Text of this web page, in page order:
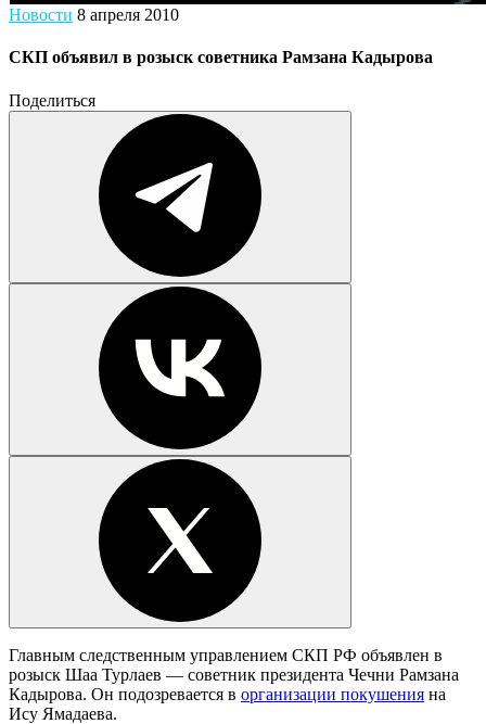
Новости 8 апреля 2010
СКП объявил в розыск советника Рамзана Кадырова
Поделиться
Главным следственным управлением СКП РФ объявлен в
розыск Шаа Турлаев — советник президента Чечни Рамзана
Кадырова. Он подозревается в организации покушения на
Ису Ямадаева.